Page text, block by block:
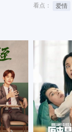
看点：
爱情